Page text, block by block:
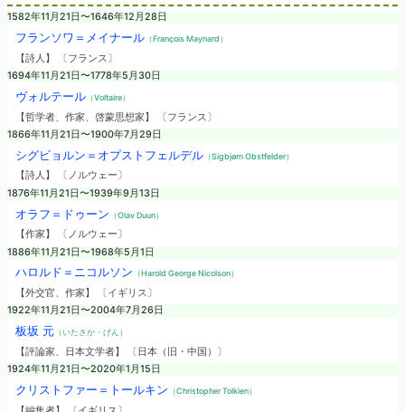
1582年11月21日〜1646年12月28日
フランソワ＝メイナール（François Maynard）
【詩人】 〔フランス〕
1694年11月21日〜1778年5月30日
ヴォルテール（Voltaire）
【哲学者、作家、啓蒙思想家】 〔フランス〕
1866年11月21日〜1900年7月29日
シグビョルン＝オプストフェルデル（Sigbjørn Obstfelder）
【詩人】 〔ノルウェー〕
1876年11月21日〜1939年9月13日
オラフ＝ドゥーン （Olav Duun）
【作家】 〔ノルウェー〕
1886年11月21日〜1968年5月1日
ハロルド＝ニコルソン （Harold George Nicolson）
【外交官、作家】 〔イギリス〕
1922年11月21日〜2004年7月26日
板坂 元（いたさか・げん）
【評論家、日本文学者】 〔日本（旧・中国）〕
1924年11月21日〜2020年1月15日
クリストファー＝トールキン （Christopher Tolkien）